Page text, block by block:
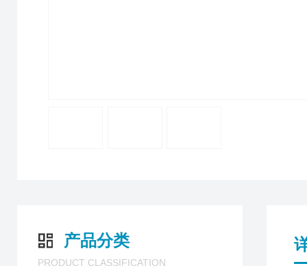
产品分类
PRODUCT CLASSIFICATION